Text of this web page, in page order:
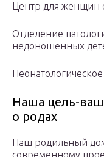
Центр для женщин
Отделение
недоношенных
Наша цель-
о родах
Наш родильный
современному